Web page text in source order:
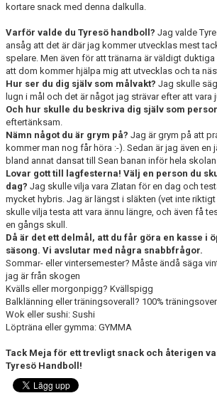
kortare snack med denna dalkulla.
Varför valde du Tyresö handboll? Jag valde
ansåg att det är där jag kommer utvecklas mest
spelare. Men även för att tränarna är väldigt
att dom kommer hjälpa mig att utvecklas och ta
Hur ser du dig själv som målvakt? Jag skulle
lugn i mål och det är något jag strävar efter att vara
Och hur skulle du beskriva dig själv som
eftertänksam.
Nämn något du är grym på? Jag är grym på att
kommer man nog får höra :-). Sedan är jag även en
bland annat dansat till Sean banan inför hela skolan
Lovar gott till lagfesterna! Välj en person du
dag? Jag skulle vilja vara Zlatan för en dag och
mycket hybris. Jag är längst i släkten (vet inte
skulle vilja testa att vara ännu längre, och även få
en gångs skull.
Då är det ett delmål, att du får göra en kasse i
säsong. Vi avslutar med några snabbfrågor.
Sommar- eller vintersemester? Måste ändå säga
jag är från skogen
Kvälls eller morgonpigg? Kvällspigg
Balklänning eller träningsoverall? 100%
Wok eller sushi: Sushi
Löpträna eller gymma: GYMMA
Tack Meja för ett trevligt snack och återigen
Tyresö Handboll!